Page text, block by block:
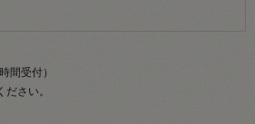
間受付）
ださい。